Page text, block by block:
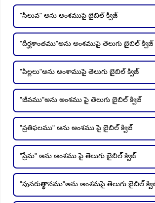
"సిలువ" అను అంశముపై బైబిల్ క్విజ్
"దీర్ఘశాంతము"అను అంశముపై తెలుగు బైబిల్ క్విజ్
"పిల్లలు"అను అంశాముపై తెలుగు బైబిల్ క్విజ్
"జీవము"అను అంశము పై తెలుగు బైబిల్ క్విజ్
"ప్రతిఫలము" అను అంశము పై బైబిల్ క్విజ్
"ప్రేమ" అను అంశము పై తెలుగు బైబిల్ క్విజ్
"పునరుత్థానము"అను అంశమపై తెలుగు బైబిల్